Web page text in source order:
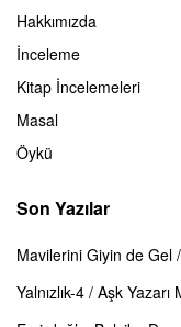
Hakkımızda
İnceleme
Kitap İncelemeleri
Masal
Öykü
Son Yazılar
Mavilerini Giyin de Gel
Yalnızlık-4 / Aşk